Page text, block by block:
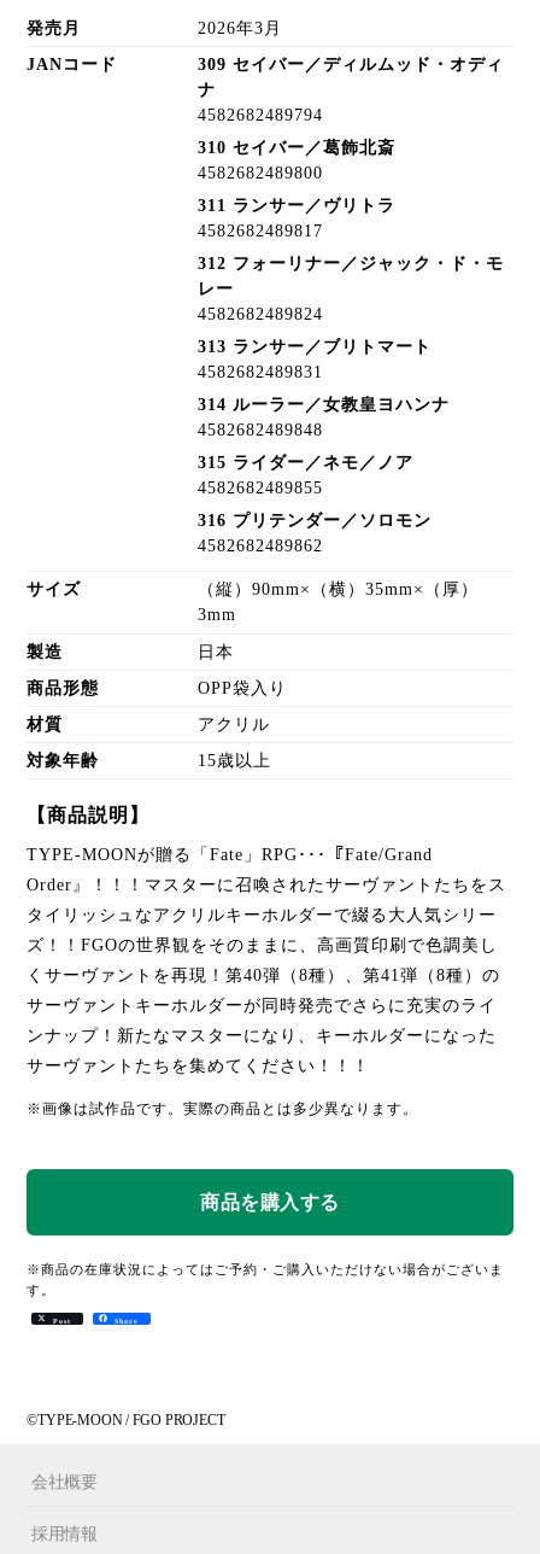
発売月 2026年3月
JANコード
309 セイバー／ディルムッド・オディ
ナ
4582682489794
310 セイバー／葛飾北斎
4582682489800
311 ランサー／ヴリトラ
4582682489817
312 フォーリナー／ジャック・ド・モ
レー
4582682489824
313 ランサー／ブリトマート
4582682489831
314 ルーラー／女教皇ヨハンナ
4582682489848
315 ライダー／ネモ／ノア
4582682489855
316 プリテンダー／ソロモン
4582682489862
サイズ
（縦）90mm×（横）35mm×（厚）
3mm
製造 日本
商品形態 OPP袋入り
材質 アクリル
対象年齢 15歳以上
【商品説明】
TYPE-MOONが贈る「Fate」RPG･･･『Fate/Grand
Order』！！！マスターに召喚されたサーヴァントたちをス
タイリッシュなアクリルキーホルダーで綴る大人気シリー
ズ！！FGOの世界観をそのままに、高画質印刷で色調美し
くサーヴァントを再現！第40弾（8種）、第41弾（8種）の
サーヴァントキーホルダーが同時発売でさらに充実のライ
ンナップ！新たなマスターになり、キーホルダーになった
サーヴァントたちを集めてください！！！
※画像は試作品です。実際の商品とは多少異なります。
※商品の在庫状況によってはご予約・ご購入いただけない場合がございま
す。
Post Share
©TYPE-MOON / FGO PROJECT
会社概要
採用情報